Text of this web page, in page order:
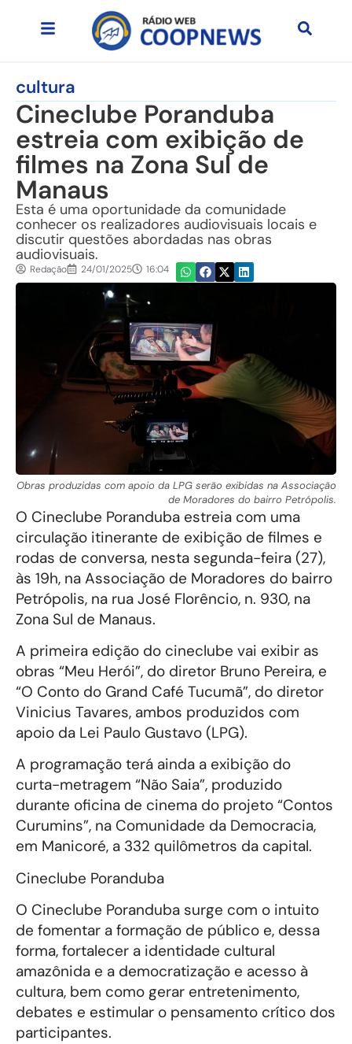
cultura
Cineclube Poranduba
estreia com exibição de
filmes na Zona Sul de
Manaus
Esta é uma oportunidade da comunidade
conhecer os realizadores audiovisuais locais e
discutir questões abordadas nas obras
audiovisuais.
Redação 24/01/2025 16:04
Obras produzidas com apoio da LPG serão exibidas na Associação
de Moradores do bairro Petrópolis.
O Cineclube Poranduba estreia com uma
circulação itinerante de exibição de filmes e
rodas de conversa, nesta segunda-feira (27),
às 19h, na Associação de Moradores do bairro
Petrópolis, na rua José Florêncio, n. 930, na
Zona Sul de Manaus.
A primeira edição do cineclube vai exibir as
obras “Meu Herói”, do diretor Bruno Pereira, e
“O Conto do Grand Café Tucumã”, do diretor
Vinicius Tavares, ambos produzidos com
apoio da Lei Paulo Gustavo (LPG).
A programação terá ainda a exibição do
curta-metragem “Não Saia”, produzido
durante oficina de cinema do projeto “Contos
Curumins”, na Comunidade da Democracia,
em Manicoré, a 332 quilômetros da capital.
Cineclube Poranduba
O Cineclube Poranduba surge com o intuito
de fomentar a formação de público e, dessa
forma, fortalecer a identidade cultural
amazônida e a democratização e acesso à
cultura, bem como gerar entretenimento,
debates e estimular o pensamento crítico dos
participantes.